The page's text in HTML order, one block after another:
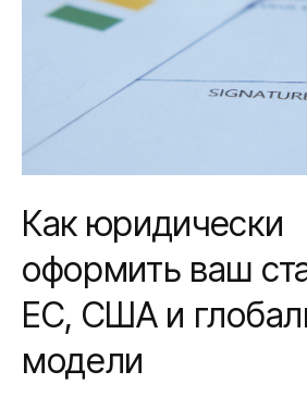
Как юридически
оформить ваш
ЕС, США и
модели